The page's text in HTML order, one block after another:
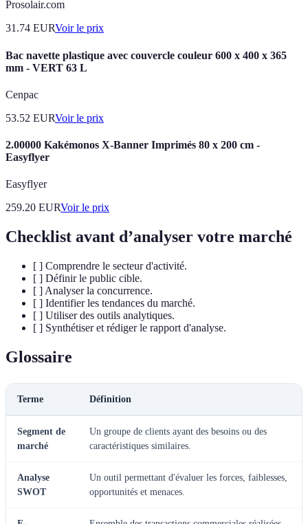
Prosolair.com
31.74 EURVoir le prix
Bac navette plastique avec couvercle couleur 600 x 400 x 365
mm - VERT 63 L
Cenpac
53.52 EURVoir le prix
2.00000 Kakémonos X-Banner Imprimés 80 x 200 cm -
Easyflyer
Easyflyer
259.20 EURVoir le prix
Checklist avant d’analyser votre marché
[ ] Comprendre le secteur d'activité.
[ ] Définir le public cible.
[ ] Analyser la concurrence.
[ ] Identifier les tendances du marché.
[ ] Utiliser des outils analytiques.
[ ] Synthétiser et rédiger le rapport d'analyse.
Glossaire
Terme Définition
Segment de
marché
Un groupe de clients ayant des besoins ou des
caractéristiques similaires.
Analyse
SWOT
Un outil permettant d'évaluer les forces, faiblesses,
opportunités et menaces.